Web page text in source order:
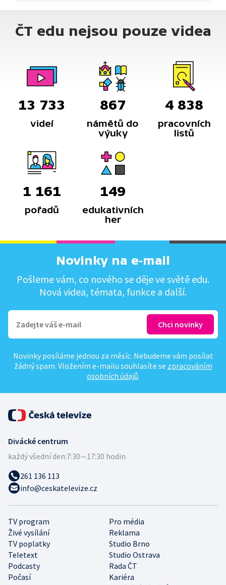
v souvislosti s kritizovaným kultem osobnosti
ČT edu nejsou pouze videa
13 733
videí
867
námětů do
výuky
4 838
pracovních
listů
1 161
pořadů
149
edukativních
her
Novinky na e-mail
Pošleme vám, co nového se děje ve světě edu.
Nová videa, témata, funkce a další.
Novinky posíláme jednou za měsíc. Nebudeme vám posílat
žádný spam. Vložením e-mailu souhlasíte se zpracováním
osobních údajů.